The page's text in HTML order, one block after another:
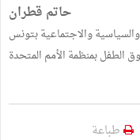
حاتم قطران
والسياسية والاجتماعية بتونس
بمنظمة الأمم المتحدة
طباعة